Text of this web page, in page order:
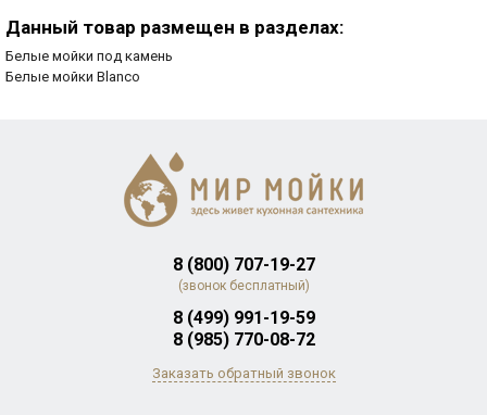
Данный товар размещен в разделах:
Белые мойки под камень
Белые мойки Blanco
8 (800) 707-19-27
(звонок бесплатный)
8 (499) 991-19-59
8 (985) 770-08-72
Заказать обратный звонок